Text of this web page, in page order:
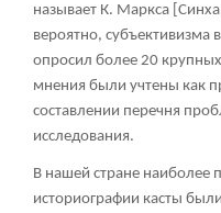
называет К. Маркса
вероятно, субъективизма
опросил более 20
мнения были учтены как
составлении перечня
исследования.
В нашей стране
историографии касты